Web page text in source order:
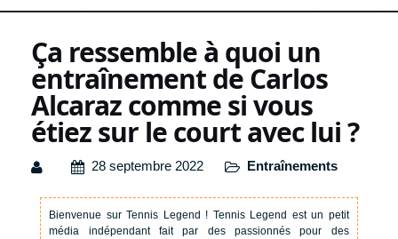
Ça ressemble à quoi un
entraînement de Carlos
Alcaraz comme si vous
étiez sur le court avec lui ?
28 septembre 2022 Entraînements
Bienvenue sur Tennis Legend ! Tennis Legend est un petit
média indépendant fait par des passionnés pour des